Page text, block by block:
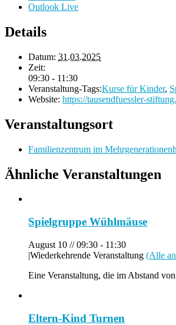
Outlook Live
Details
Datum: 31.03.2025
Zeit:
09:30 - 11:30
Veranstaltung-Tags:Kurse für Kinder,
Website: https://tausendfuessler-
Veranstaltungsort
Familienzentrum im
Ähnliche Veranstaltungen
Spielgruppe Wühlmäuse
August 10 // 09:30 - 11:30
|Wiederkehrende Veranstaltung (Alle
Eine Veranstaltung, die im Abstand
Eltern-Kind Turnen